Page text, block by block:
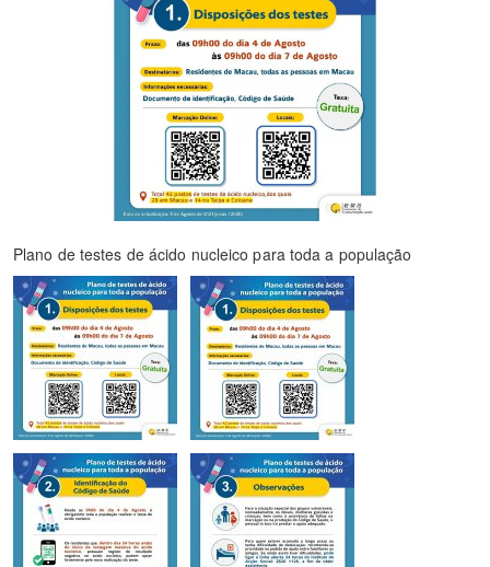
Plano de testes de ácido nucleico para toda a população